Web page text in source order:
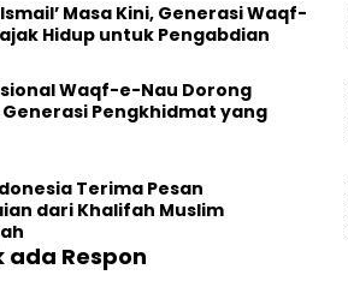
Masa Kini, Generasi Waqf-
Hidup untuk Pengabdian
Waqf-e-Nau Dorong
Pengkhidmat yang
Terima Pesan
dari Khalifah Muslim
ada Respon